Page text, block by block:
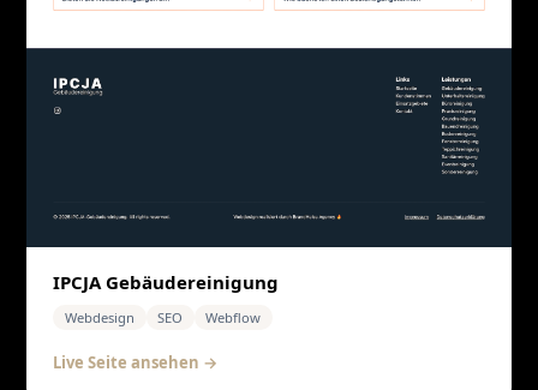
IPCJA Gebäudereinigung
Webdesign SEO Webflow
Live Seite ansehen →